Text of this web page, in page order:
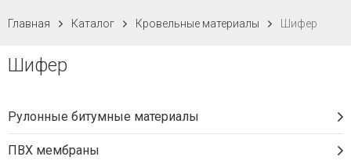
Главная Каталог Кровельные материалы Шифер
Шифер
Рулонные битумные материалы
ПВХ мембраны